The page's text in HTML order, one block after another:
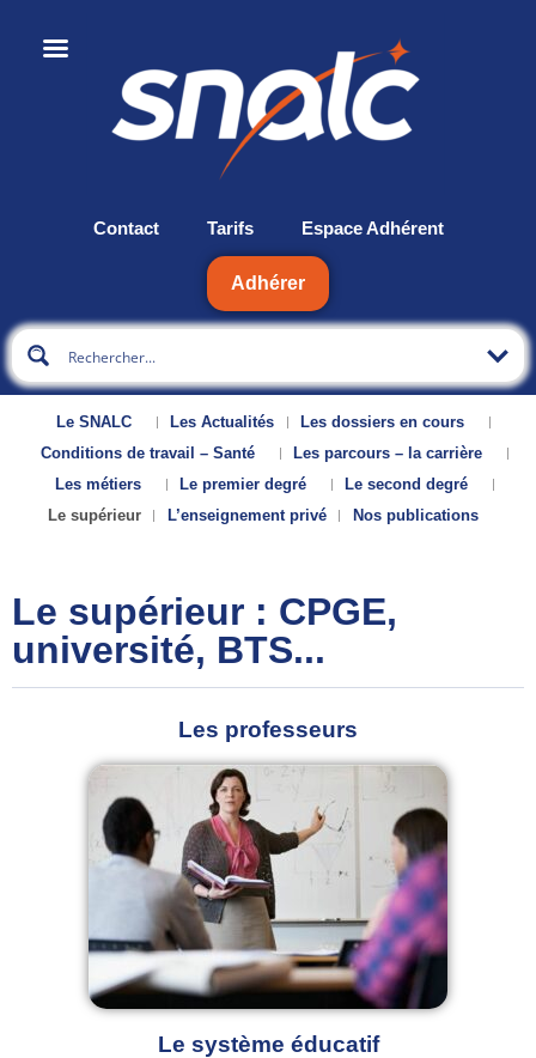
Contact Tarifs Espace Adhérent
Adhérer
Le SNALC Les Actualités
Les dossiers en cours
Conditions de travail – Santé
Les parcours – la carrière
Les métiers
Le premier degré
Le second degré
Le supérieur
L’enseignement privé Nos publications
Le supérieur : CPGE,
université, BTS...
Les professeurs
Le système éducatif